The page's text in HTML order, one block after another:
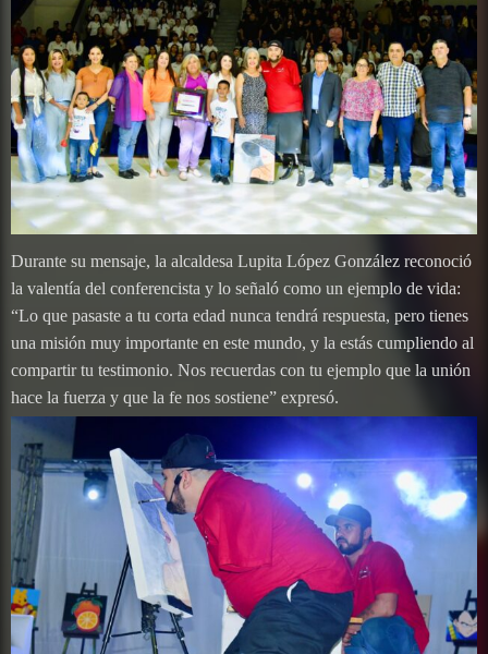
Durante su mensaje, la alcaldesa Lupita López González reconoció
la valentía del conferencista y lo señaló como un ejemplo de vida:
“Lo que pasaste a tu corta edad nunca tendrá respuesta, pero tienes
una misión muy importante en este mundo, y la estás cumpliendo al
compartir tu testimonio. Nos recuerdas con tu ejemplo que la unión
hace la fuerza y que la fe nos sostiene” expresó.